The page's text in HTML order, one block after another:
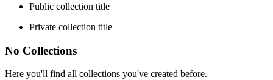
Public collection title
Private collection title
No Collections
Here you'll find all collections you've created before.